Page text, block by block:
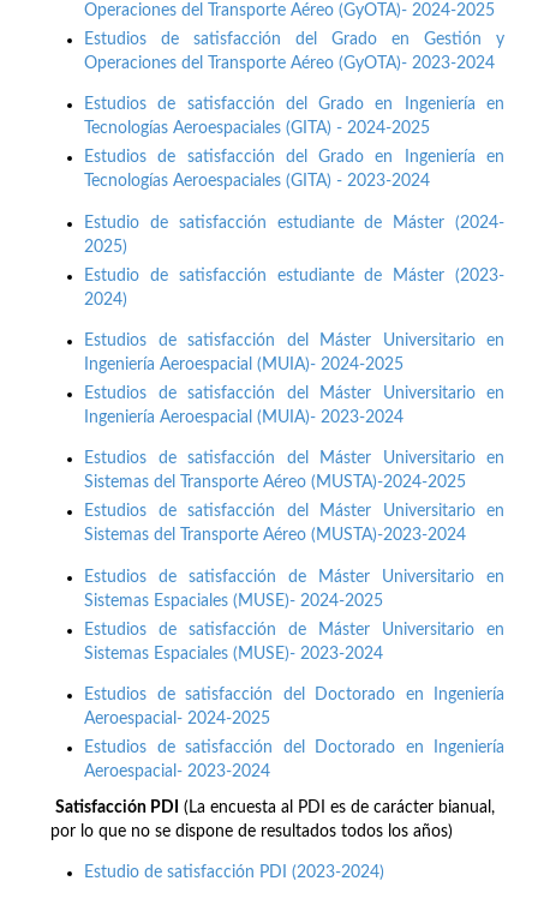
Operaciones del Transporte Aéreo (GyOTA)- 2024-2025
Estudios de satisfacción del Grado en Gestión y
Operaciones del Transporte Aéreo (GyOTA)- 2023-2024
Estudios de satisfacción del Grado en Ingeniería en
Tecnologías Aeroespaciales (GITA) - 2024-2025
Estudios de satisfacción del Grado en Ingeniería en
Tecnologías Aeroespaciales (GITA) - 2023-2024
Estudio de satisfacción estudiante de Máster (2024-
2025)
Estudio de satisfacción estudiante de Máster (2023-
2024)
Estudios de satisfacción del Máster Universitario en
Ingeniería Aeroespacial (MUIA)- 2024-2025
Estudios de satisfacción del Máster Universitario en
Ingeniería Aeroespacial (MUIA)- 2023-2024
Estudios de satisfacción del Máster Universitario en
Sistemas del Transporte Aéreo (MUSTA)-2024-2025
Estudios de satisfacción del Máster Universitario en
Sistemas del Transporte Aéreo (MUSTA)-2023-2024
Estudios de satisfacción de Máster Universitario en
Sistemas Espaciales (MUSE)- 2024-2025
Estudios de satisfacción de Máster Universitario en
Sistemas Espaciales (MUSE)- 2023-2024
Estudios de satisfacción del Doctorado en Ingeniería
Aeroespacial- 2024-2025
Estudios de satisfacción del Doctorado en Ingeniería
Aeroespacial- 2023-2024
Satisfacción PDI
(La encuesta al PDI es de carácter bianual,
por lo que no se dispone de resultados todos los años)
Estudio de satisfacción PDI (2023-2024)